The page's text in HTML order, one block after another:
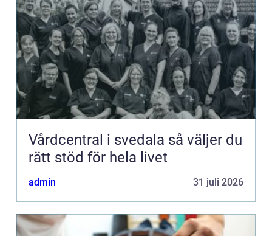
Vårdcentral i svedala så väljer du
rätt stöd för hela livet
admin 31 juli 2026